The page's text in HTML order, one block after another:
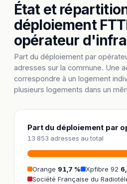
État et
déploiement
opérateur
Part du déploiement par
adresses sur la commune. Une
correspondre à un logement
plusieurs logements dans un
Part du déploiement par
13 853 adresses au total
Orange 91,7 % Xpfibre 92
Société Française du